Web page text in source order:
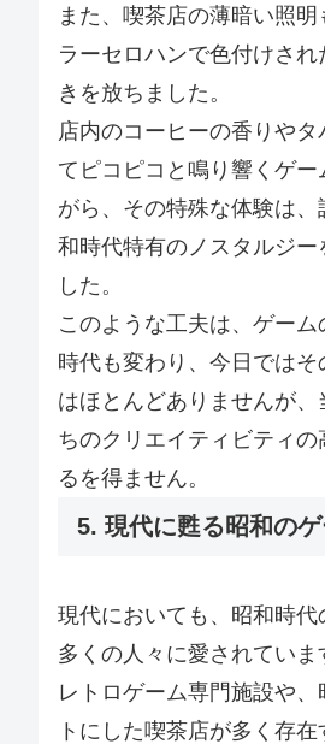
また、喫茶店の薄暗い照明
ラーセロハンで色付けさ
きを放ちました。
店内のコーヒーの香りやタ
てピコピコと鳴り響くゲー
がら、その特殊な体験は、
和時代特有のノスタルジー
した。
このような工夫は、ゲー
時代も変わり、今日ではそ
はほとんどありませんが、
ちのクリエイティビティ
るを得ません。
5. 現代に甦る昭和の
現代においても、昭和時代
多くの人々に愛されていま
レトロゲーム専門施設や
トにした喫茶店が多く存在